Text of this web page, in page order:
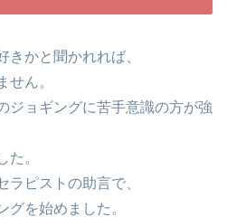
きかと聞かれれば、
せん。
ジョギングに苦手意識の方が強
た。
ラピストの助言で、
グを始めました。